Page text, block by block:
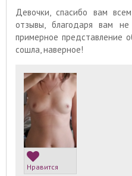
Девочки, спасибо вам
отзывы, благодаря вам
примерное представление
сошла, наверное!
Нравится